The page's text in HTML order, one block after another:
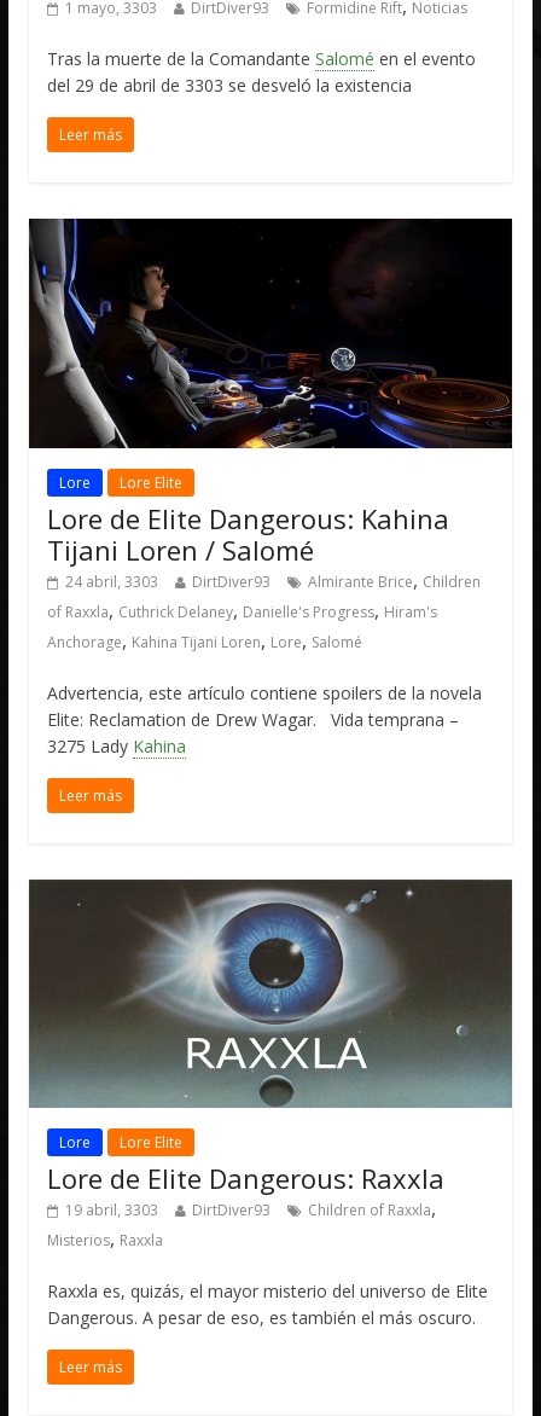
1 mayo, 3303 DirtDiver93 Formidine Rift, Noticias
Tras la muerte de la ComandanteSalomé en el evento
del 29 de abril de 3303 se desveló la existencia
Leer más
Lore Lore Elite
Lore de Elite Dangerous: Kahina
Tijani Loren / Salomé
24 abril, 3303 DirtDiver93 Almirante Brice, Children
of Raxxla, Cuthrick Delaney, Danielle's Progress, Hiram's
Anchorage, Kahina Tijani Loren, Lore, Salomé
Advertencia, este artículo contiene spoilers de la novela
Elite: Reclamation de Drew Wagar. Vida temprana –
3275 Lady Kahina
Leer más
Lore Lore Elite
Lore de Elite Dangerous: Raxxla
19 abril, 3303 DirtDiver93 Children of Raxxla,
Misterios, Raxxla
Raxxla es, quizás, el mayor misterio del universo de Elite
Dangerous. A pesar de eso, es también el más oscuro.
Leer más